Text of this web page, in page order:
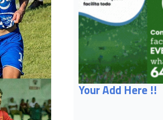
Your Add Here !!